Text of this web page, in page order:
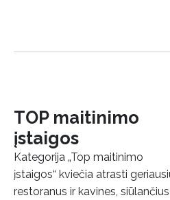
TOP maitinimo
įstaigos
Kategorija „Top maitinimo
įstaigos“ kviečia atrasti
restoranus ir kavines, siūlančius